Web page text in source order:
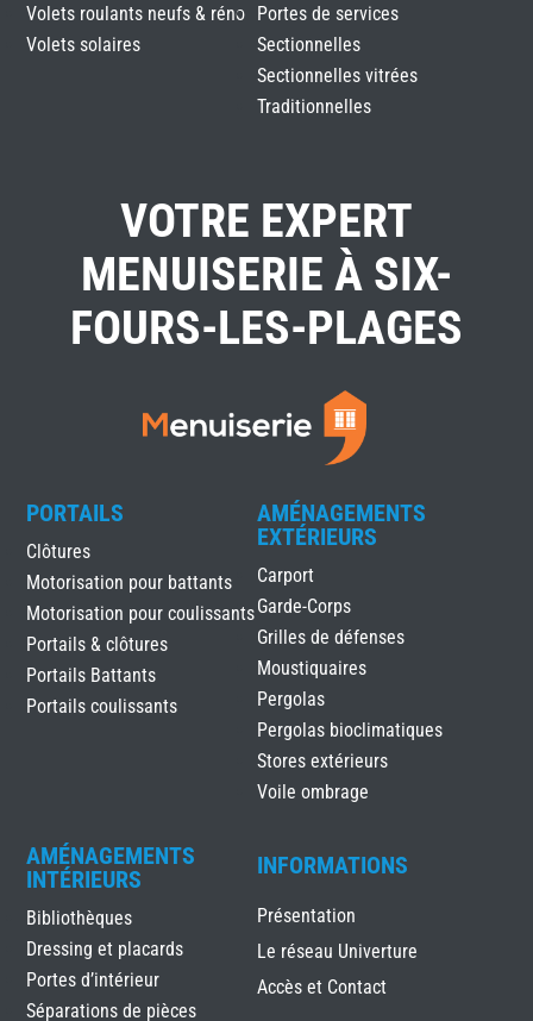
Volets roulants neufs & réno
Volets solaires
Portes de services
Sectionnelles
Sectionnelles vitrées
Traditionnelles
VOTRE EXPERT
MENUISERIE À SIX-
FOURS-LES-PLAGES
PORTAILS
Clôtures
Motorisation pour battants
Motorisation pour coulissants
Portails & clôtures
Portails Battants
Portails coulissants
AMÉNAGEMENTS
EXTÉRIEURS
Carport
Garde-Corps
Grilles de défenses
Moustiquaires
Pergolas
Pergolas bioclimatiques
Stores extérieurs
Voile ombrage
AMÉNAGEMENTS
INTÉRIEURS
Bibliothèques
Dressing et placards
Portes d’intérieur
Séparations de pièces
INFORMATIONS
Présentation
Le réseau Univerture
Accès et Contact